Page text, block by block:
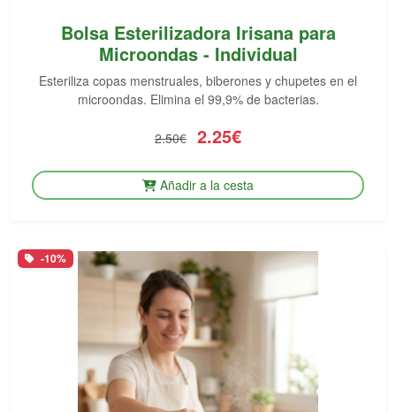
Bolsa Esterilizadora Irisana para
Microondas - Individual
Esteriliza copas menstruales, biberones y chupetes en el
microondas. Elimina el 99,9% de bacterias.
2.50€ 2.25€
Añadir a la cesta
-10%